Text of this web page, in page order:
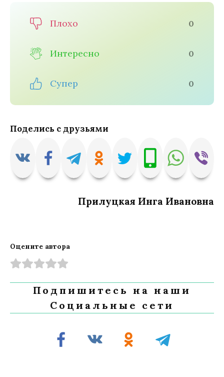
Плохо 0
Интересно 0
Супер 0
Поделись с друзьями
Прилуцкая Инга Ивановна
Оцените автора
Подпишитесь на наши
Социальные сети